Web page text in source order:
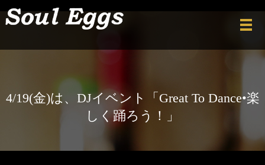
メ
4/19(金)は、DJイベント「Great To Dance•楽
しく踊ろう！」